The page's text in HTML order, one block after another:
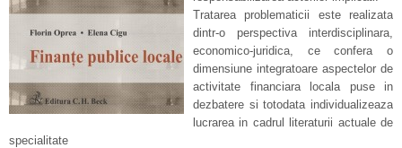
Tratarea problematicii este realizata
dintr-o perspectiva interdisciplinara,
economico-juridica, ce confera o
dimensiune integratoare aspectelor de
activitate financiara locala puse in
dezbatere si totodata individualizeaza
lucrarea in cadrul literaturii actuale de
specialitate